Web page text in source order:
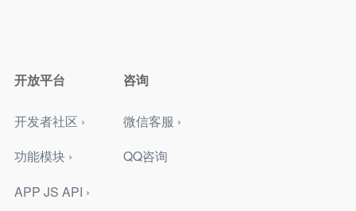
开放平台
开发者社区 ›
功能模块 ›
APP JS API ›
咨询
微信客服 ›
QQ咨询